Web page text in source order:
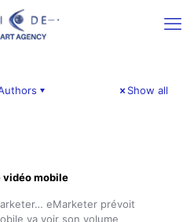
Show all
vidéo mobile
eMarketer prévoit
va voir son volume